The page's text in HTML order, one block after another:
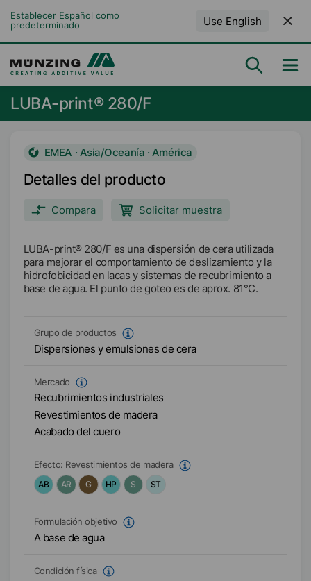
Establecer Español como
predeterminado
Use English
LUBA-print® 280/F
EMEA · Asia/Oceanía · América
Detalles del producto
Compara Solicitar muestra
LUBA-print® 280/F es una dispersión de cera utilizada
para mejorar el comportamiento de deslizamiento y la
hidrofobicidad en lacas y sistemas de recubrimiento a
base de agua. El punto de goteo es de aprox. 81°C.
Grupo de productos
Dispersiones y emulsiones de cera
Mercado
Recubrimientos industriales
Revestimientos de madera
Acabado del cuero
Efecto: Revestimientos de madera
AB
AR G HP S ST
Formulación objetivo
A base de agua
Condición física